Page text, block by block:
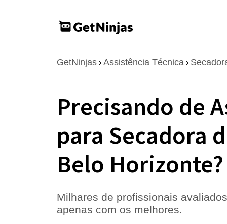
GetNinjas › Assistência Técnica ›
Precisando de
para Secadora
Belo Horizonte?
Milhares de profissionais
apenas com os melhores.